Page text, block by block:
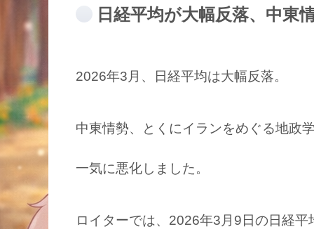
日経平均が大幅反落、中東
2026年3月、日経平均は大幅反落。
中東情勢、とくにイランをめぐる地政
一気に悪化しました。
ロイターでは、2026年3月9日の日経